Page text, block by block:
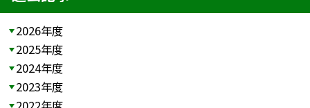
2026年度
2025年度
2024年度
2023年度